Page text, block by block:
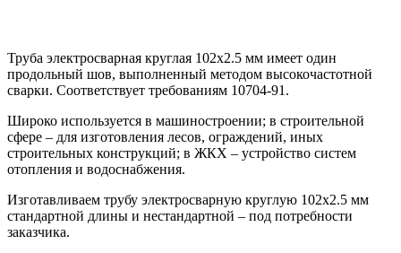
Труба электросварная круглая 102х2.5 мм имеет один
продольный шов, выполненный методом высокочастотной
сварки. Соответствует требованиям 10704-91.
Широко используется в машиностроении; в строительной
сфере – для изготовления лесов, ограждений, иных
строительных конструкций; в ЖКХ – устройство систем
отопления и водоснабжения.
Изготавливаем трубу электросварную круглую 102х2.5 мм
стандартной длины и нестандартной – под потребности
заказчика.